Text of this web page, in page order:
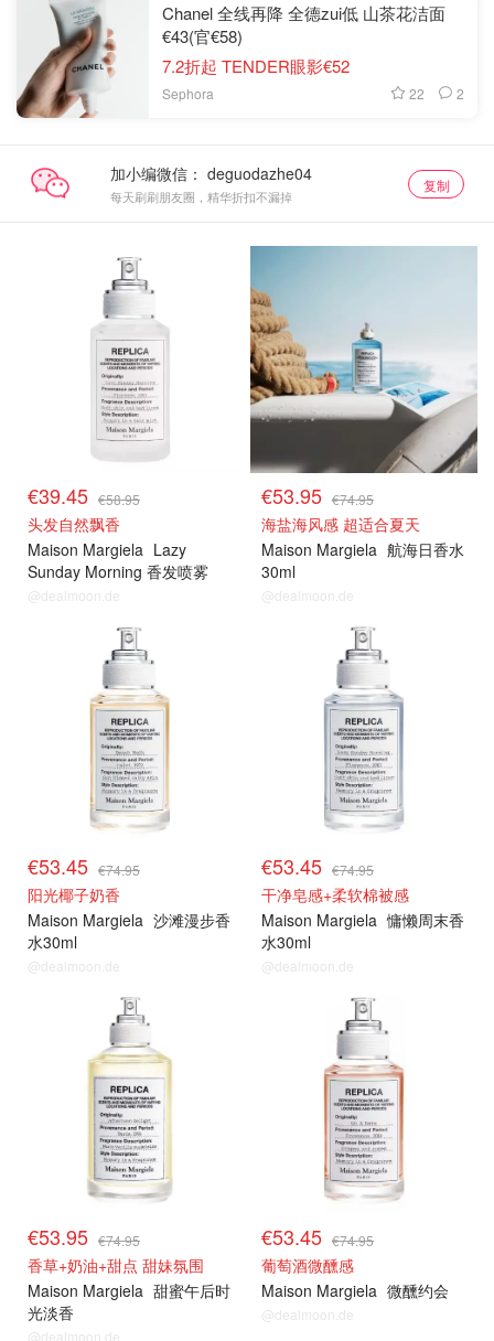
Chanel 全线再降 全德zui低 山茶花洁面
€43(官€58)
7.2折起 TENDER眼影€52
Sephora 22 2
加小编微信：
每天刷刷朋友圈，精华折扣不漏掉
复制
€39.45 €58.95
头发自然飘香
Maison Margiela Lazy
Sunday Morning 香发喷雾
@dealmoon.de
€53.95 €74.95
海盐海风感 超适合夏天
Maison Margiela 航海日香水
30ml
@dealmoon.de
€53.45 €74.95
阳光椰子奶香
Maison Margiela 沙滩漫步香
水30ml
@dealmoon.de
€53.45 €74.95
干净皂感+柔软棉被感
Maison Margiela 慵懒周末香
水30ml
@dealmoon.de
€53.95 €74.95
香草+奶油+甜点 甜妹氛围
Maison Margiela 甜蜜午后时
光淡香
@dealmoon.de
€53.45 €74.95
葡萄酒微醺感
Maison Margiela 微醺约会
@dealmoon.de